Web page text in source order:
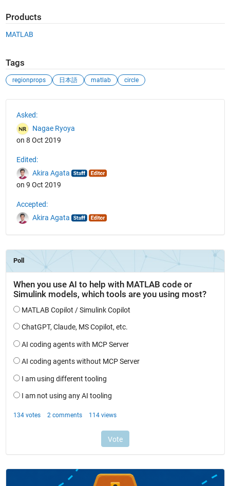
Products
MATLAB
Tags
regionprops 日本語 matlab circle
Asked:
Nagae Ryoya
on 8 Oct 2019
Edited:
Akira Agata
on 9 Oct 2019
Accepted:
Akira Agata